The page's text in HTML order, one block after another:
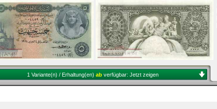
1 Variante(n) / Erhaltung(en) ab verfügbar: Jetzt zeigen